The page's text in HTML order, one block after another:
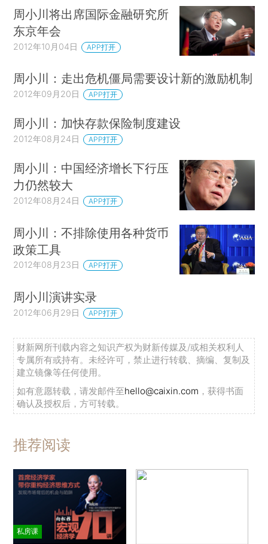
周小川将出席国际金融研究所
东京年会
2012年10月04日 APP打开
周小川：走出危机僵局需要设计新的激励机制
2012年09月20日 APP打开
周小川：加快存款保险制度建设
2012年08月24日 APP打开
周小川：中国经济增长下行压
力仍然较大
2012年08月24日 APP打开
周小川：不排除使用各种货币
政策工具
2012年08月23日 APP打开
周小川演讲实录
2012年06月29日 APP打开
财新网所刊载内容之知识产权为财新传媒及/或相关权利人
专属所有或持有。未经许可，禁止进行转载、摘编、复制及
建立镜像等任何使用。
如有意愿转载，请发邮件至hello@caixin.com ，获得书面
确认及授权后，方可转载。
推荐阅读
私房课